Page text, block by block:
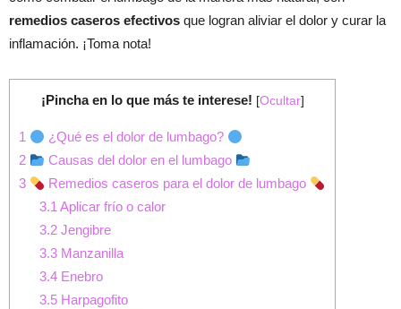
remedios caseros efectivos que logran aliviar el dolor y curar la
inflamación. ¡Toma nota!
¡Pincha en lo que más te interese! [Ocultar]
1
¿Qué es el dolor de lumbago?
2
Causas del dolor en el lumbago
3
Remedios caseros para el dolor de lumbago
3.1 Aplicar frío o calor
3.2Jengibre
3.3Manzanilla
3.4Enebro
3.5Harpagofito